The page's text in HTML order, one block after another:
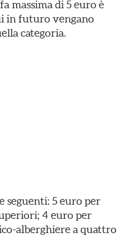
massima di 5 euro è
in futuro vengano
categoria.
seguenti: 5 euro per
4 euro per
alberghiere a quattro